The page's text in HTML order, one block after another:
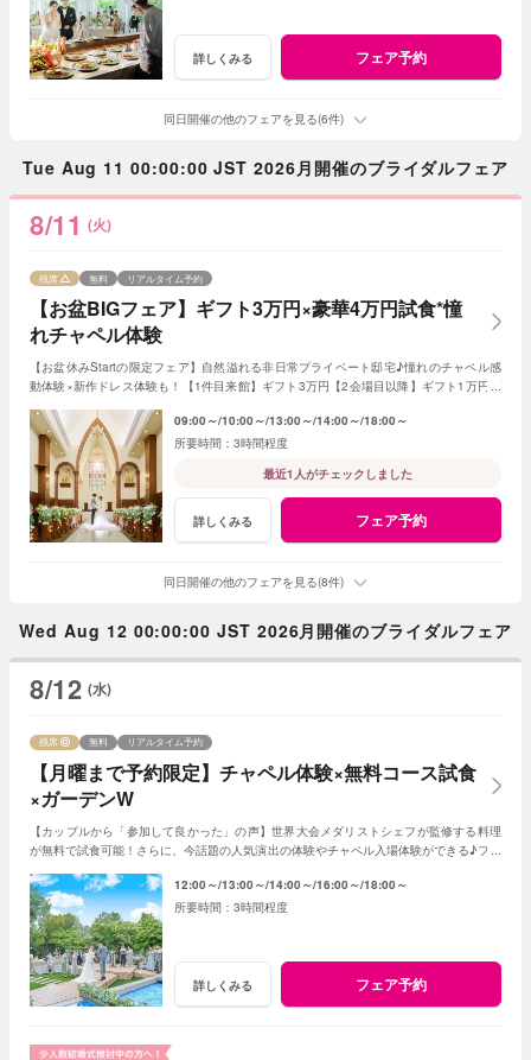
詳しくみる フェア予約
同日開催の他のフェアを見る(6件)
Tue Aug 11 00:00:00 JST 2026月開催のブライダルフェア
8/11 (火)
【お盆BIGフェア】ギフト3万円×豪華4万円試食*憧
れチャペル体験
残席 無料 リアルタイム予約
【お盆休みStartの限定フェア】自然溢れる非日常プライベート邸宅♪憧れのチャペル感
動体験×新作ドレス体験も！【1件目来館】ギフト3万円【2会場目以降】ギフト1万円プ
09:00～ 10:00～ 13:00～ 14:00～ 18:00～
3時間程度
最近1人がチェックしました
詳しくみる フェア予約
同日開催の他のフェアを見る(8件)
Wed Aug 12 00:00:00 JST 2026月開催のブライダルフェア
8/12 (水)
【月曜まで予約限定】チャペル体験×無料コース試食
×ガーデンW
残席 無料 リアルタイム予約
【カップルから「参加して良かった」の声】世界大会メダリストシェフが監修する料理
が無料で試食可能！さらに、今話題の人気演出の体験やチャペル入場体験ができる♪フェ
12:00～ 13:00～ 14:00～ 16:00～ 18:00～
3時間程度
詳しくみる フェア予約